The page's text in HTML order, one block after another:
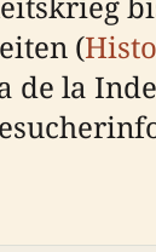
(
de la